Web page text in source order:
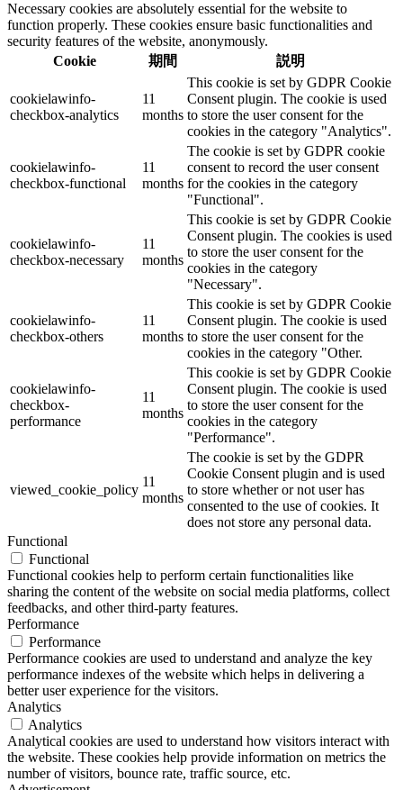
Necessary cookies are absolutely essential for the website to
function properly. These cookies ensure basic functionalities and
security features of the website, anonymously.
Cookie
期間 説明
cookielawinfo-
checkbox-analytics
11
months
This cookie is set by GDPR Cookie
Consent plugin. The cookie is used
to store the user consent for the
cookies in the category "Analytics".
cookielawinfo-
checkbox-functional
11
months
The cookie is set by GDPR cookie
consent to record the user consent
for the cookies in the category
"Functional".
cookielawinfo-
checkbox-necessary
11
months
This cookie is set by GDPR Cookie
Consent plugin. The cookies is used
to store the user consent for the
cookies in the category
"Necessary".
cookielawinfo-
checkbox-others
11
months
This cookie is set by GDPR Cookie
Consent plugin. The cookie is used
to store the user consent for the
cookies in the category "Other.
cookielawinfo-
checkbox-
performance
11
months
This cookie is set by GDPR Cookie
Consent plugin. The cookie is used
to store the user consent for the
cookies in the category
"Performance".
viewed_cookie_policy
11
months
The cookie is set by the GDPR
Cookie Consent plugin and is used
to store whether or not user has
consented to the use of cookies. It
does not store any personal data.
Functional
Functional
Functional cookies help to perform certain functionalities like
sharing the content of the website on social media platforms, collect
feedbacks, and other third-party features.
Performance
Performance
Performance cookies are used to understand and analyze the key
performance indexes of the website which helps in delivering a
better user experience for the visitors.
Analytics
Analytics
Analytical cookies are used to understand how visitors interact with
the website. These cookies help provide information on metrics the
number of visitors, bounce rate, traffic source, etc.